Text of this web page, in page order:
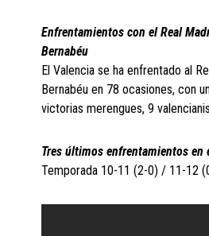
Enfrentamientos con el Real
Bernabéu
El Valencia se ha enfrentado al
Bernabéu en 78 ocasiones, con
victorias merengues, 9
Tres últimos enfrentamientos en
Temporada 10-11 (2-0) / 11-12